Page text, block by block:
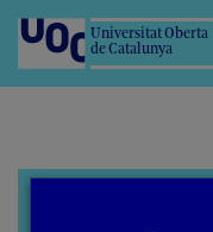
Universitat Oberta
de Catalunya